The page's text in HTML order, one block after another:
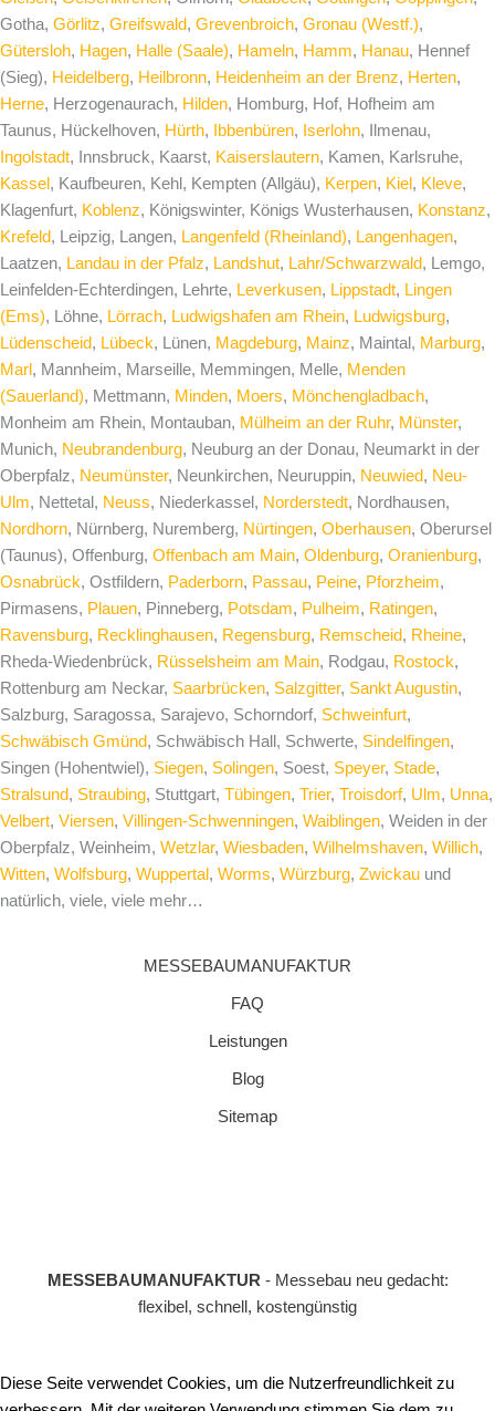
Gotha, Görlitz, Greifswald, Grevenbroich, Gronau (Westf.),
Gütersloh, Hagen, Halle (Saale), Hameln, Hamm, Hanau, Hennef
(Sieg), Heidelberg, Heilbronn, Heidenheim an der Brenz, Herten,
Herne, Herzogenaurach, Hilden, Homburg, Hof, Hofheim am
Taunus, Hückelhoven, Hürth, Ibbenbüren, Iserlohn, Ilmenau,
Ingolstadt, Innsbruck, Kaarst, Kaiserslautern, Kamen, Karlsruhe,
Kassel , Kaufbeuren, Kehl, Kempten (Allgäu), Kerpen, Kiel , Kleve,
Klagenfurt, Koblenz, Königswinter, Königs Wusterhausen, Konstanz,
Krefeld, Leipzig, Langen, Langenfeld (Rheinland), Langenhagen,
Laatzen, Landau in der Pfalz, Landshut, Lahr/Schwarzwald, Lemgo,
Leinfelden-Echterdingen, Lehrte, Leverkusen, Lippstadt, Lingen
(Ems), Löhne, Lörrach, Ludwigshafen am Rhein, Ludwigsburg,
Lüdenscheid, Lübeck, Lünen, Magdeburg, Mainz, Maintal, Marburg,
Marl , Mannheim, Marseille, Memmingen, Melle, Menden
(Sauerland), Mettmann, Minden, Moers, Mönchengladbach,
Monheim am Rhein, Montauban, Mülheim an der Ruhr, Münster,
Munich, Neubrandenburg, Neuburg an der Donau, Neumarkt in der
Oberpfalz, Neumünster, Neunkirchen, Neuruppin, Neuwied, Neu-
Ulm, Nettetal, Neuss, Niederkassel, Norderstedt, Nordhausen,
Nordhorn, Nürnberg, Nuremberg, Nürtingen, Oberhausen, Oberursel
(Taunus), Offenburg, Offenbach am Main, Oldenburg, Oranienburg,
Osnabrück, Ostfildern, Paderborn, Passau, Peine, Pforzheim,
Pirmasens, Plauen, Pinneberg, Potsdam, Pulheim, Ratingen,
Ravensburg, Recklinghausen, Regensburg, Remscheid, Rheine,
Rheda-Wiedenbrück, Rüsselsheim am Main, Rodgau, Rostock,
Rottenburg am Neckar, Saarbrücken, Salzgitter, Sankt Augustin,
Salzburg, Saragossa, Sarajevo, Schorndorf, Schweinfurt,
Schwäbisch Gmünd, Schwäbisch Hall, Schwerte, Sindelfingen,
Singen (Hohentwiel), Siegen, Solingen, Soest, Speyer, Stade,
Stralsund, Straubing, Stuttgart, Tübingen, Trier, Troisdorf, Ulm, Unna,
Velbert, Viersen, Villingen-Schwenningen, Waiblingen, Weiden in der
Oberpfalz, Weinheim, Wetzlar, Wiesbaden, Wilhelmshaven, Willich,
Witten, Wolfsburg, Wuppertal , Worms, Würzburg, Zwickau und
natürlich, viele, viele mehr…
MESSEBAUMANUFAKTUR
FAQ
Leistungen
Blog
Sitemap
MESSEBAUMANUFAKTUR - Messebau neu gedacht:
flexibel, schnell, kostengünstig
Diese Seite verwendet Cookies, um die Nutzerfreundlichkeit zu